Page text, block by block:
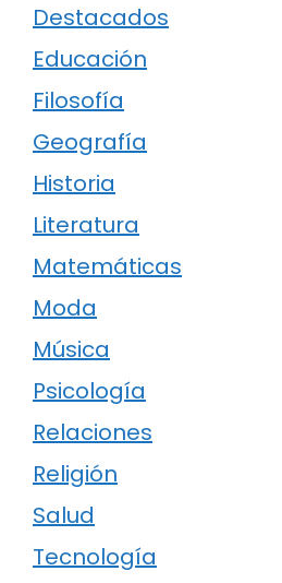
Destacados
Educación
Filosofía
Geografía
Historia
Literatura
Matemáticas
Moda
Música
Psicología
Relaciones
Religión
Salud
Tecnología